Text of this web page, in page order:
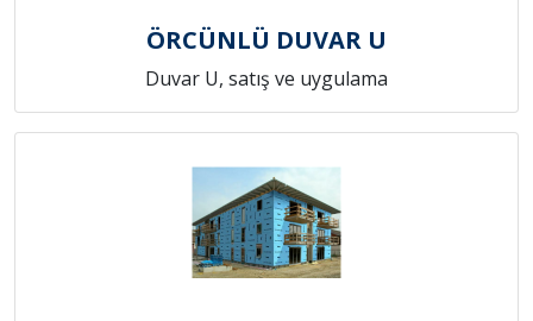
ÖRCÜNLÜ DUVAR U
Duvar U, satış ve uygulama